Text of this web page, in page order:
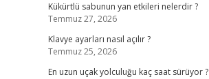
Kükürtlü sabunun yan etkileri nelerdir ?
Temmuz 27, 2026
Klavye ayarları nasıl açılır ?
Temmuz 25, 2026
En uzun uçak yolculuğu kaç saat sürüyor ?